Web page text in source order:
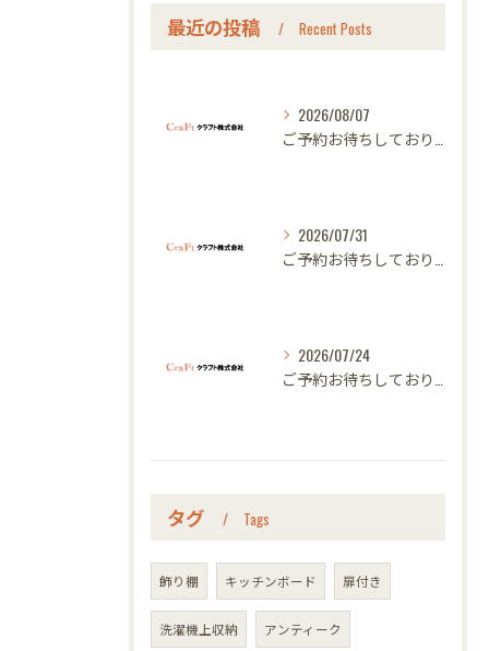
最近の投稿 Recent Posts
2026/08/07
2026/07/31
2026/07/24
タグ Tags
飾り棚 キッチンボード 扉付き
洗濯機上収納 アンティーク